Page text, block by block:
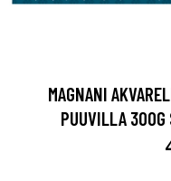
MAGNANI
PUUVILLA 300G